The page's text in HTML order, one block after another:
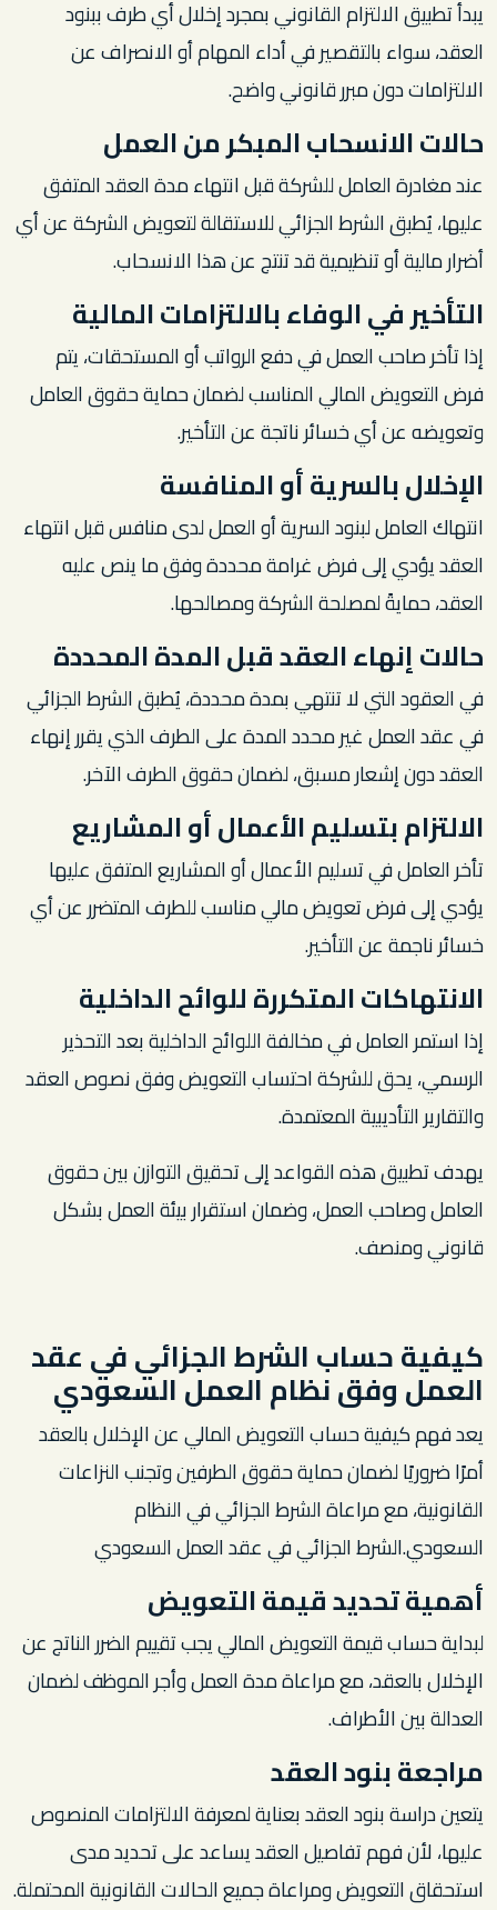
يبدأ تطبيق الالتزام القانوني بمجرد إخلال أي طرف ببنود
العقد، سواء بالتقصير في أداء المهام أو الانصراف عن
الالتزامات دون مبرر قانوني واضح.
حالات الانسحاب المبكر من العمل
عند مغادرة العامل للشركة قبل انتهاء مدة العقد المتفق
عليها، يُطبق الشرط الجزائي للاستقالة لتعويض الشركة عن أي
أضرار مالية أو تنظيمية قد تنتج عن هذا الانسحاب.
التأخير في الوفاء بالالتزامات المالية
إذا تأخر صاحب العمل في دفع الرواتب أو المستحقات، يتم
فرض التعويض المالي المناسب لضمان حماية حقوق العامل
وتعويضه عن أي خسائر ناتجة عن التأخير.
الإخلال بالسرية أو المنافسة
انتهاك العامل لبنود السرية أو العمل لدى منافس قبل انتهاء
العقد يؤدي إلى فرض غرامة محددة وفق ما ينص عليه
العقد، حمايةً لمصلحة الشركة ومصالحها.
حالات إنهاء العقد قبل المدة المحددة
في العقود التي لا تنتهي بمدة محددة، يُطبق الشرط الجزائي
في عقد العمل غير محدد المدة على الطرف الذي يقرر إنهاء
العقد دون إشعار مسبق، لضمان حقوق الطرف الآخر.
الالتزام بتسليم الأعمال أو المشاريع
تأخر العامل في تسليم الأعمال أو المشاريع المتفق عليها
يؤدي إلى فرض تعويض مالي مناسب للطرف المتضرر عن أي
خسائر ناجمة عن التأخير.
الانتهاكات المتكررة للوائح الداخلية
إذا استمر العامل في مخالفة اللوائح الداخلية بعد التحذير
الرسمي، يحق للشركة احتساب التعويض وفق نصوص العقد
والتقارير التأديبية المعتمدة.
يهدف تطبيق هذه القواعد إلى تحقيق التوازن بين حقوق
العامل وصاحب العمل، وضمان استقرار بيئة العمل بشكل
قانوني ومنصف.
كيفية حساب الشرط الجزائي في عقد
العمل وفق نظام العمل السعودي
يعد فهم كيفية حساب التعويض المالي عن الإخلال بالعقد
أمرًا ضروريًا لضمان حماية حقوق الطرفين وتجنب النزاعات
القانونية، مع مراعاة الشرط الجزائي في النظام
السعودي.الشرط الجزائي في عقد العمل السعودي
أهمية تحديد قيمة التعويض
لبداية حساب قيمة التعويض المالي يجب تقييم الضرر الناتج عن
الإخلال بالعقد، مع مراعاة مدة العمل وأجر الموظف لضمان
العدالة بين الأطراف.
مراجعة بنود العقد
يتعين دراسة بنود العقد بعناية لمعرفة الالتزامات المنصوص
عليها، لأن فهم تفاصيل العقد يساعد على تحديد مدى
استحقاق التعويض ومراعاة جميع الحالات القانونية المحتملة.